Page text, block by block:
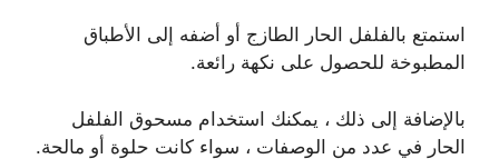
استمتع بالفلفل الحار الطازج أو أضفه إلى الأطباق
المطبوخة للحصول على نكهة رائعة.
بالإضافة إلى ذلك ، يمكنك استخدام مسحوق الفلفل
الحار في عدد من الوصفات ، سواء كانت حلوة أو مالحة.